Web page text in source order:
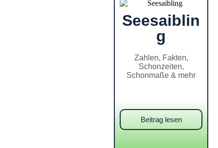
Seesaiblin
g
Zahlen, Fakten,
Schonzeiten,
Schonmaße & mehr
Beitrag lesen